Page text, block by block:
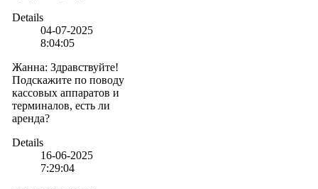
Details
04-07-2025
8:04:05
Жанна: Здравствуйте!
Подскажите по поводу
кассовых аппаратов и
терминалов, есть ли
аренда?
Details
16-06-2025
7:29:04